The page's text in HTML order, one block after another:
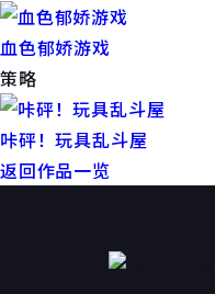
血色郁娇游戏
策略
咔砰！玩具乱斗屋
返回作品一览